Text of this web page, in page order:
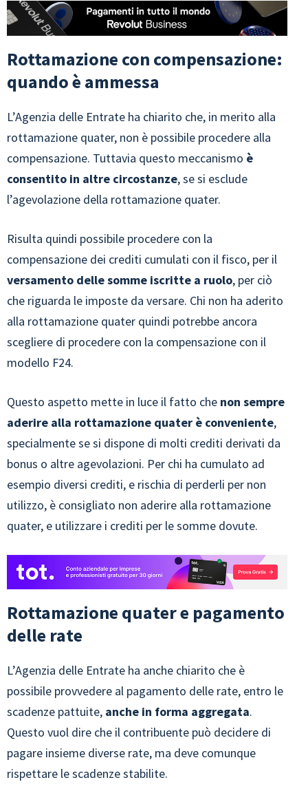
Rottamazione con compensazione:
quando è ammessa
L’Agenzia delle Entrate ha chiarito che, in merito alla
rottamazione quater, non è possibile procedere alla
compensazione. Tuttavia questo meccanismo è
consentito in altre circostanze, se si esclude
l’agevolazione della rottamazione quater.
Risulta quindi possibile procedere con la
compensazione dei crediti cumulati con il fisco, per il
versamento delle somme iscritte a ruolo, per ciò
che riguarda le imposte da versare. Chi non ha aderito
alla rottamazione quater quindi potrebbe ancora
scegliere di procedere con la compensazione con il
modello F24.
Questo aspetto mette in luce il fatto che non sempre
aderire alla rottamazione quater è conveniente,
specialmente se si dispone di molti crediti derivati da
bonus o altre agevolazioni. Per chi ha cumulato ad
esempio diversi crediti, e rischia di perderli per non
utilizzo, è consigliato non aderire alla rottamazione
quater, e utilizzare i crediti per le somme dovute.
Rottamazione quater e pagamento
delle rate
L’Agenzia delle Entrate ha anche chiarito che è
possibile provvedere al pagamento delle rate, entro le
scadenze pattuite, anche in forma aggregata.
Questo vuol dire che il contribuente può decidere di
pagare insieme diverse rate, ma deve comunque
rispettare le scadenze stabilite.